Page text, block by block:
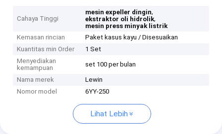
Cahaya Tinggi
mesin expeller dingin,
ekstraktor oli hidrolik,
mesin press minyak listrik
Kemasan rincian
Paket kasus kayu / Disesuaikan
Kuantitas min Order
1 Set
Menyediakan
kemampuan
set 100 per bulan
Nama merek
Lewin
Nomor model
6YY-250
Lihat Lebih